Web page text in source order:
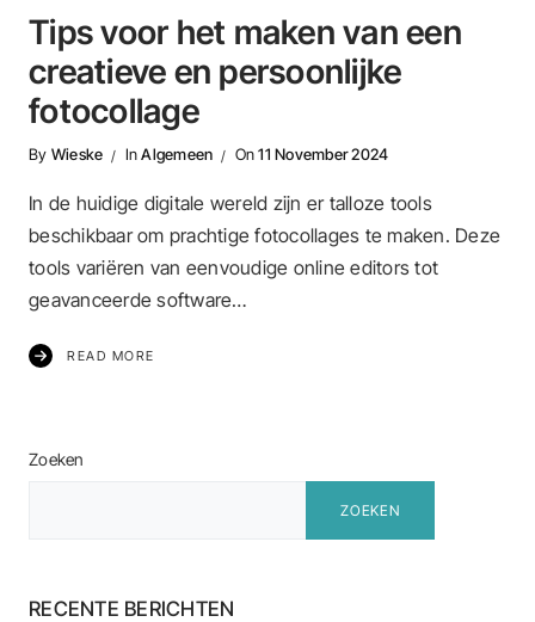
Tips voor het maken van een
creatieve en persoonlijke
fotocollage
By Wieske InAlgemeen On11 November 2024
In de huidige digitale wereld zijn er talloze tools
beschikbaar om prachtige fotocollages te maken. Deze
tools variëren van eenvoudige online editors tot
geavanceerde software…
READ MORE
Zoeken
ZOEKEN
RECENTE BERICHTEN